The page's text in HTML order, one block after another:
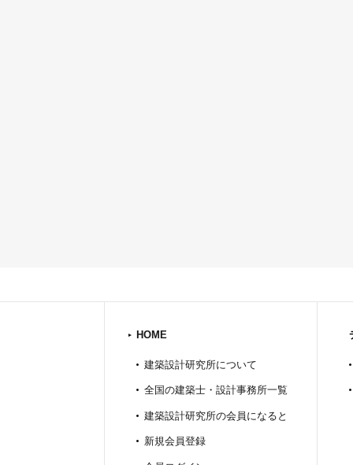
HOME
建築設計研究所について
全国の建築士・設計事務所一覧
建築設計研究所の会員になると
新規会員登録